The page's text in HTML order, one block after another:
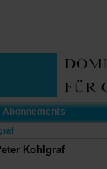
Abonnements
Kohlgraf